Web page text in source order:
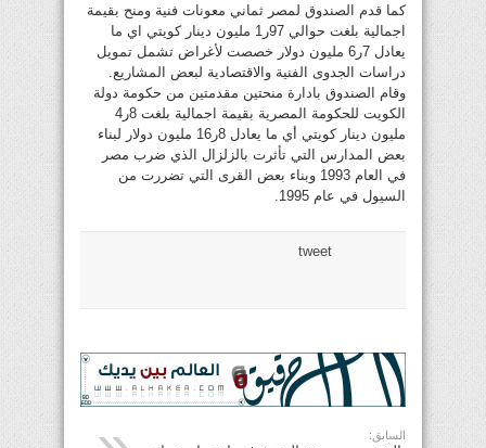
كما قدم الصندوق لمصر ثماني معونات فنية ومنح بقيمة
اجمالية بلغت حوالي 97ر1 مليون دينار كويتي اي ما
يعادل 7ر6 مليون دولار خصصت لأغراض تشمل تمويل
دراسات الجدوى الفنية والاقتصادية لبعض المشاريع.
وقام الصندوق بادارة منحتين مقدمتين من حكومة دولة
الكويت للحكومة المصرية بقيمة اجمالية بلغت 8ر4
مليون دينار كويتي أي ما يعادل 8ر16 مليون دولار لبناء
بعض المدارس التي تأثرت بالزلزال الذي ضرب مصر
في العام 1993 وبناء بعض القرى التي تضررت من
السيول في عام 1995.
tweet
السابق: